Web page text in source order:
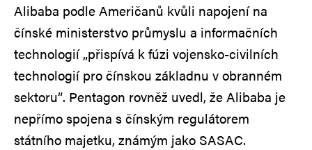
Alibaba podle Američanů kvůli napojení na
čínské ministerstvo průmyslu a informačních
technologií „přispívá k fúzi vojensko-civilních
technologií pro čínskou základnu v obranném
sektoru“. Pentagon rovněž uvedl, že Alibaba je
nepřímo spojena s čínským regulátorem
státního majetku, známým jako SASAC.